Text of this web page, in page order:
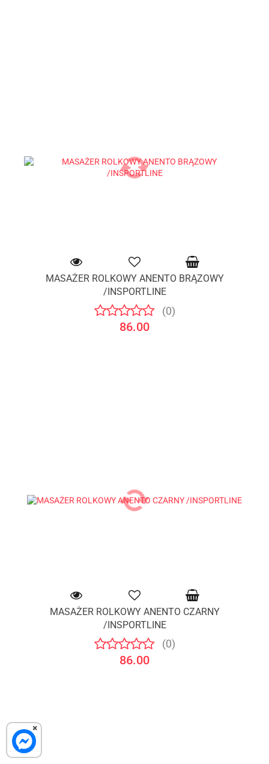
×
MASAŻER ROLKOWY ANENTO BRĄZOWY
/INSPORTLINE
(0)
86.00
MASAŻER ROLKOWY ANENTO CZARNY
/INSPORTLINE
(0)
86.00